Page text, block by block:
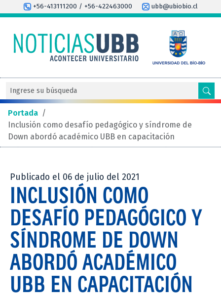
+56-413111200 / +56-422463000 ubb@ubiobio.cl
Portada /
Inclusión como desafío pedagógico y síndrome de
Down abordó académico UBB en capacitación
Publicado el 06 de julio del 2021
INCLUSIÓN COMO
DESAFÍO PEDAGÓGICO Y
SÍNDROME DE DOWN
ABORDÓ ACADÉMICO
UBB EN CAPACITACIÓN